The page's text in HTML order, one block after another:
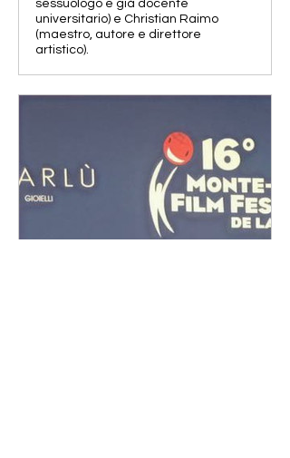
sessuologo e già docente
universitario) e Christian Raimo
(maestro, autore e direttore
artistico).